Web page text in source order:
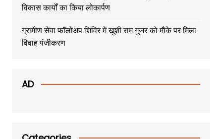
विकास कार्यों का किया लोकार्पण
ग्रामीण सेवा फॉलोअप शिविर में खुशी राम गुजर को मौके पर मिला
विवाह पंजीकरण
AD